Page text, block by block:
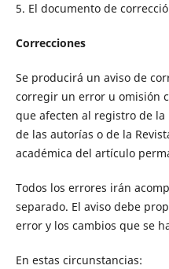
5. El documento de
Correcciones
Se producirá un aviso de
corregir un error u omisión
que afecten al registro de
de las autorías o de la
académica del artículo
Todos los errores irán
separado. El aviso debe
error y los cambios que se
En estas circunstancias: